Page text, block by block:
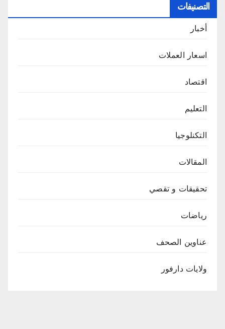
التصنيفات
أخبار
اسعار العملات
اقتصاد
التعليم
التكنلوجيا
المقالات
تحقيقات و تقصي
رياضات
عناوين الصحف
ولايات دارفور